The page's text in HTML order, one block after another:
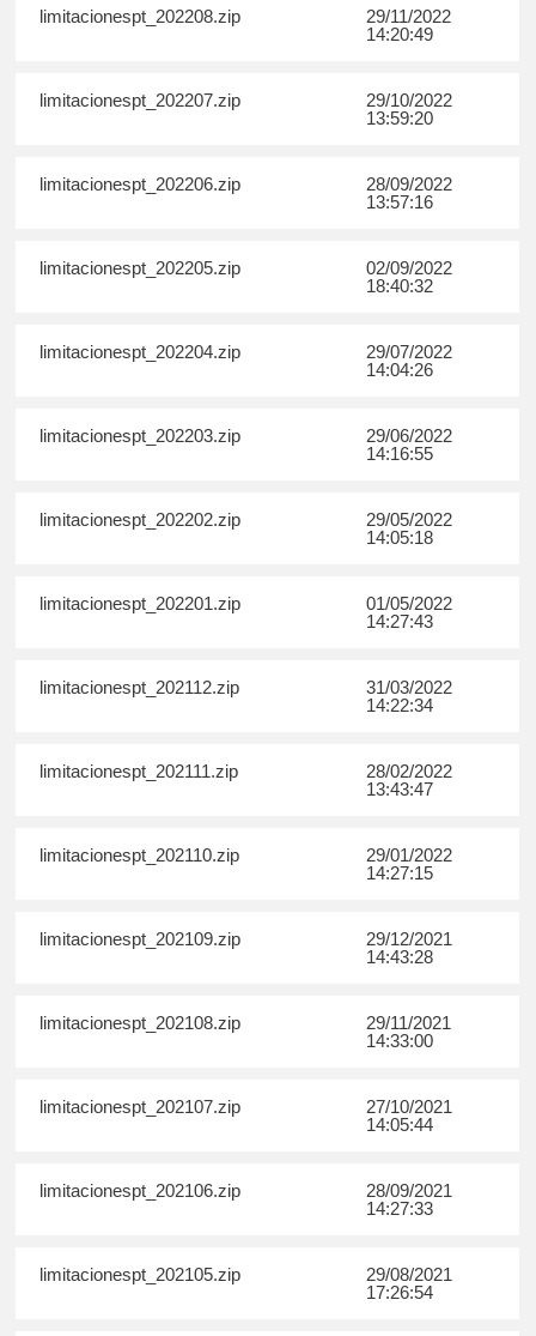
limitacionespt_202208.zip
29/11/2022
14:20:49
limitacionespt_202207.zip
29/10/2022
13:59:20
limitacionespt_202206.zip
28/09/2022
13:57:16
limitacionespt_202205.zip
02/09/2022
18:40:32
limitacionespt_202204.zip
29/07/2022
14:04:26
limitacionespt_202203.zip
29/06/2022
14:16:55
limitacionespt_202202.zip
29/05/2022
14:05:18
limitacionespt_202201.zip
01/05/2022
14:27:43
limitacionespt_202112.zip
31/03/2022
14:22:34
limitacionespt_202111.zip
28/02/2022
13:43:47
limitacionespt_202110.zip
29/01/2022
14:27:15
limitacionespt_202109.zip
29/12/2021
14:43:28
limitacionespt_202108.zip
29/11/2021
14:33:00
limitacionespt_202107.zip
27/10/2021
14:05:44
limitacionespt_202106.zip
28/09/2021
14:27:33
limitacionespt_202105.zip
29/08/2021
17:26:54